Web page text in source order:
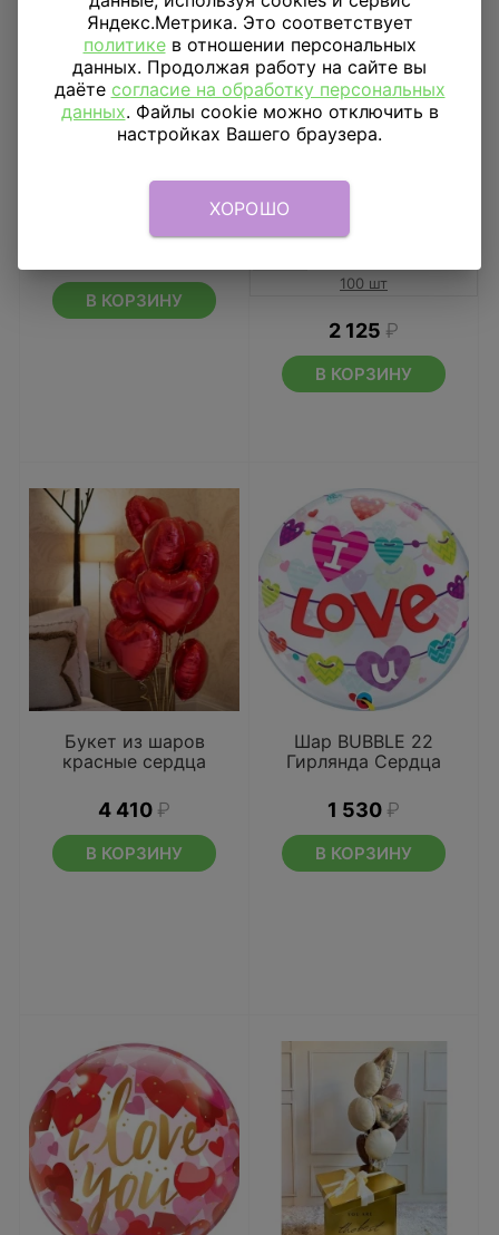
Букет из шаров
красно-золотых сердц
В КОРЗИНУ
Сердца латексные
Средние Ассорти 10
100 шт
2 125 ₽
В КОРЗИНУ
Букет из шаров
красные сердца
4 410 ₽
В КОРЗИНУ
Шар BUBBLE 22
Гирлянда Сердца
1 530 ₽
В КОРЗИНУ
Яндекс.Метрика. Это соответствует
политикев отношении персональных
данных. Продолжая работу на сайте вы
даёте согласие на обработку персональных
данных. Файлы cookie можно отключить в
настройках Вашего браузера.
ХОРОШО